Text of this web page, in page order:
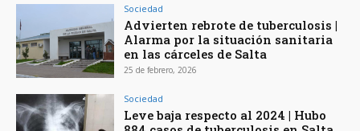
Sociedad
Advierten rebrote de tuberculosis |
Alarma por la situación sanitaria
en las cárceles de Salta
25 de febrero, 2026
Sociedad
Leve baja respecto al 2024 | Hubo